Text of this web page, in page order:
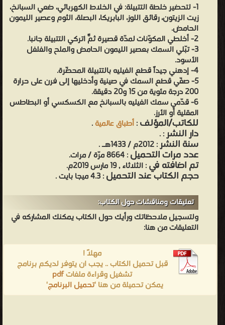
1- لتحضير خلطة التتبيلة: في الخلاط الكهربائي، ضعي السبانخ،
زيت الزيتون، رقائق اللوز، البابريكا، البصلة، الثوم وعصير الليمون
الحامض.
2- أخلطي المكوّنات لمدّة قصيرة ثمّ اتركي التتبيلة جانباً.
3- تبّلي السمك بعصير الليمون الحامض والملح والفلفل
الأسود.
4- إدهني جيداً قطع الفيليه بالتتبيلة المحضّرة.
5- صفّي قطع السمك في صينية وأدخليها إلى فرن على حرارة
200 درجة مئوية من 15 و20 دقيقة.
6- قدّمي سمك الفيليه بالسبانخ مع الكسكسي أو البطاطس
المقلية أو الأرز.
للكاتب/المؤلف:أطباق عالمية.
دار النشر:
.
سنة النشر: 2012م / 1433هـ .
عدد مرات التحميل: 8664 مرّة / مرات.
تم اضافته في: الثلاثاء , 19 مارس 2019م.
حجم الكتاب عند التحميل: 4.3 ميجا بايت .
تعليقات ومناقشات حول الكتاب:
ولتسجيل ملاحظاتك ورأيك حول الكتاب يمكنك المشاركه في
التعليقات من هنا:
مهلاً !
قبل تحميل الكتاب .. يجب ان يتوفر لديكم برنامج
تشغيل وقراءة ملفاتpdf
يمكن تحميلة من هنا 'تحميل البرنامج'